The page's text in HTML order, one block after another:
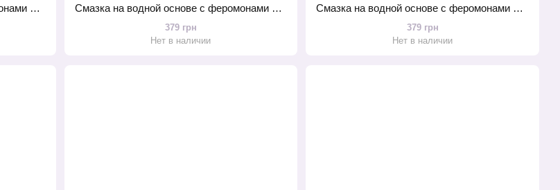
Смазка на водной основе с феромонами MAI ATTRACTION STRAWBERRY (75 мл) Смазка на водной основе с феромонами MAI ATTRACTION RED FRUITS (75 мл)
379 грн
Нет в наличии
Смазка на водной основе с феромонами MAI ATTRACTION CHOCOLATE (75 мл)
379 грн
Нет в наличии